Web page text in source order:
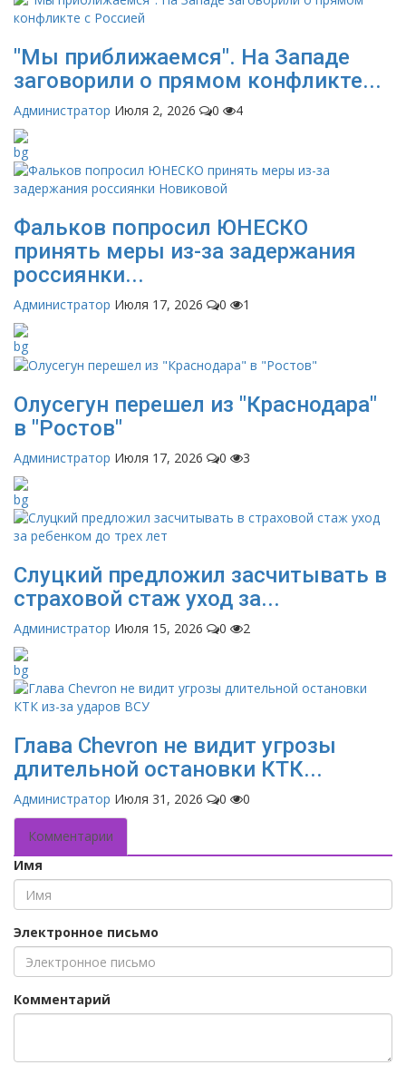
"Мы приближаемся". На Западе
заговорили о прямом конфликте...
Администратор Июля 2, 2026 0 4
Фальков попросил ЮНЕСКО
принять меры из-за задержания
россиянки...
Администратор Июля 17, 2026 0 1
Олусегун перешел из "Краснодара"
в "Ростов"
Администратор Июля 17, 2026 0 3
Слуцкий предложил засчитывать в
страховой стаж уход за...
Администратор Июля 15, 2026 0 2
Глава Chevron не видит угрозы
длительной остановки КТК...
Администратор Июля 31, 2026 0 0
Комментарии
Имя
Электронное письмо
Комментарий